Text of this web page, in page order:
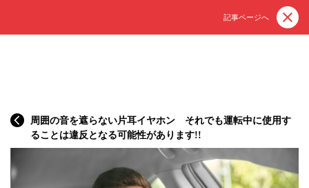
記事ページへ
周囲の音を遮らない片耳イヤホン それでも運転中に使用す
ることは違反となる可能性があります!!